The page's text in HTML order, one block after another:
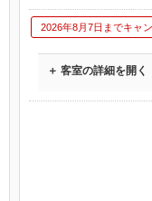
2026年8月7日までキャ
＋ 客室の詳細を開く